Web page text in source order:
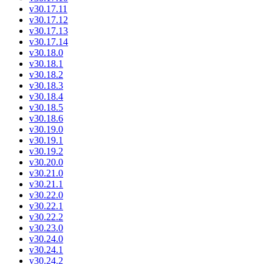
v30.17.11
v30.17.12
v30.17.13
v30.17.14
v30.18.0
v30.18.1
v30.18.2
v30.18.3
v30.18.4
v30.18.5
v30.18.6
v30.19.0
v30.19.1
v30.19.2
v30.20.0
v30.21.0
v30.21.1
v30.22.0
v30.22.1
v30.22.2
v30.23.0
v30.24.0
v30.24.1
v30.24.2